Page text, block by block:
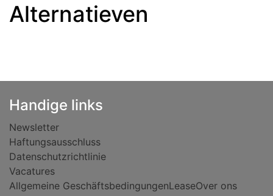
Alternatieven
Handige links
Newsletter
Haftungsausschluss
Datenschutzrichtlinie
Vacatures
Allgemeine GeschäftsbedingungenLeaseOver ons